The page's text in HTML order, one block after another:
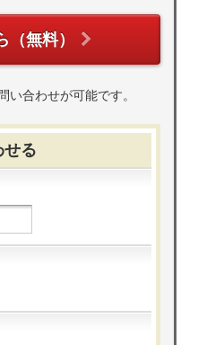
（無料）
い合わせが可能です。
せる